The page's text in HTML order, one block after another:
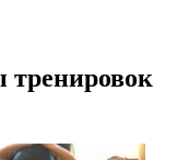
тренировок